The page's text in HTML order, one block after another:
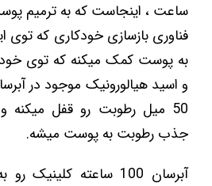
ساعت ، اینجاست که به ترمیم
فناوری بازسازی خودکاری که
به پوست کمک میکنه که توی
50 میل رطوبت رو قفل میکنه
جذب رطوبت به پوست میشه.
آبرسان 100 ساعته